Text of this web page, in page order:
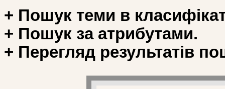
+ Пошук теми в
+ Пошук за атрибутами.
+ Перегляд результатів